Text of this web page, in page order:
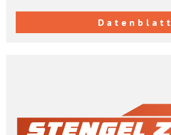
Datenblatt